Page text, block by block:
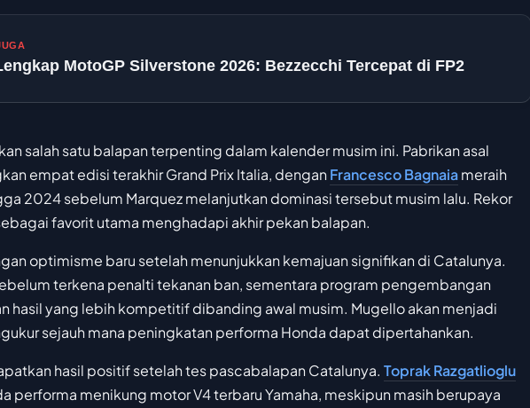
MotoGP Silverstone 2026: Bezzecchi Tercepat di FP2
salah satu balapan terpenting dalam kalender musim ini. Pabrikan asal
empat edisi terakhir Grand Prix Italia, denganFrancesco Bagnaiameraih
2024 sebelum Marquez melanjutkan dominasi tersebut musim lalu. Rekor
favorit utama menghadapi akhir pekan balapan.
optimisme baru setelah menunjukkan kemajuan signifikan di Catalunya.
terkena penalti tekanan ban, sementara program pengembangan
hasil yang lebih kompetitif dibanding awal musim. Mugello akan menjadi
sejauh mana peningkatan performa Honda dapat dipertahankan.
hasil positif setelah tes pascabalapan Catalunya. Toprak Razgatlioglu
performa menikung motor V4 terbaru Yamaha, meskipun masih berupaya